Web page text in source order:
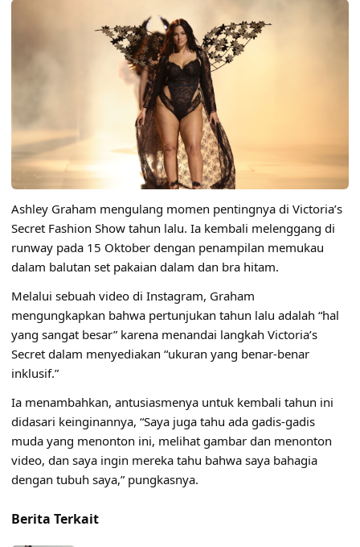
Ashley Graham mengulang momen pentingnya di Victoria’s
Secret Fashion Show tahun lalu. Ia kembali melenggang di
runway pada 15 Oktober dengan penampilan memukau
dalam balutan set pakaian dalam dan bra hitam.
Melalui sebuah video di Instagram, Graham
mengungkapkan bahwa pertunjukan tahun lalu adalah “hal
yang sangat besar” karena menandai langkah Victoria’s
Secret dalam menyediakan “ukuran yang benar-benar
inklusif.”
Ia menambahkan, antusiasmenya untuk kembali tahun ini
didasari keinginannya, “Saya juga tahu ada gadis-gadis
muda yang menonton ini, melihat gambar dan menonton
video, dan saya ingin mereka tahu bahwa saya bahagia
dengan tubuh saya,” pungkasnya.
Berita Terkait